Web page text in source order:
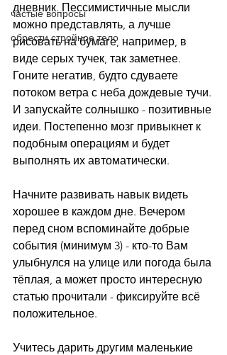
частые вопросы
обрести стройное тело
дневник. Пессимистичные мысли
можно представлять, а лучше
рисовать на бумаге, например, в
виде серых тучек, так заметнее.
Гоните негатив, будто сдуваете
потоком ветра с неба дождевые тучи.
И запускайте солнышко - позитивные
идеи. Постепенно мозг привыкнет к
подобным операциям и будет
выполнять их автоматически.
Начните развивать навык видеть
хорошее в каждом дне. Вечером
перед сном вспоминайте добрые
события (минимум 3) - кто-то Вам
улыбнулся на улице или погода была
тёплая, а может просто интересную
статью прочитали - фиксируйте всё
положительное.
Учитесь дарить другим маленькие